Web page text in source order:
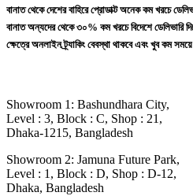
বানাত থেকে দেশের বাহিরে প্রোডাক্ট অনেক কম খরচে
বানাত অন্যদের থেকে ৩০% কম খরচে বিদেশে ডেলিভারি
ক্ষেত্রে অনলাইন ট্র্যাকিং বেবস্থা থাকবে এবং খুব কম
Showroom 1: Bashundhara City,
Level : 3, Block : C, Shop : 21,
Dhaka-1215, Bangladesh
Showroom 2: Jamuna Future Park,
Level : 1, Block : D, Shop : D-12,
Dhaka, Bangladesh